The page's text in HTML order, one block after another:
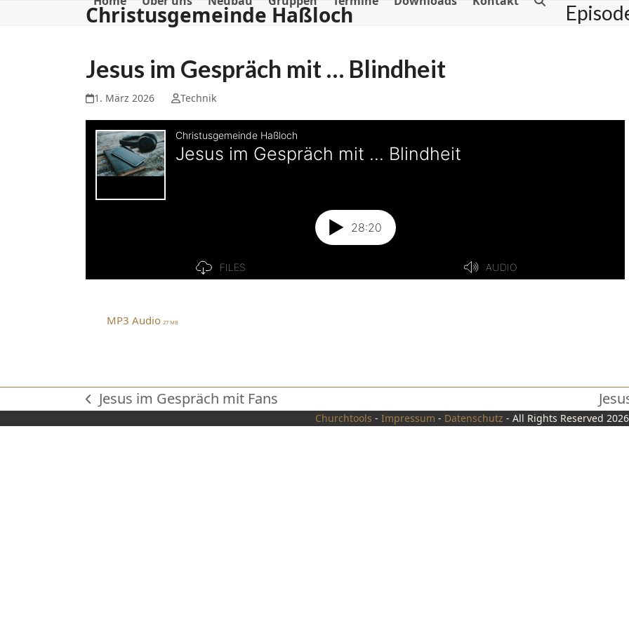
Christusgemeinde Haßloch
Jesus im Gespräch mit … Blindheit
1. März 2026 Technik
MP3 Audio 27 MB
vorheriger
Beitrag:
Jesus im Gespräch mit Fans
Churchtools - Impressum - Datenschutz - All Rights Reserved 2026